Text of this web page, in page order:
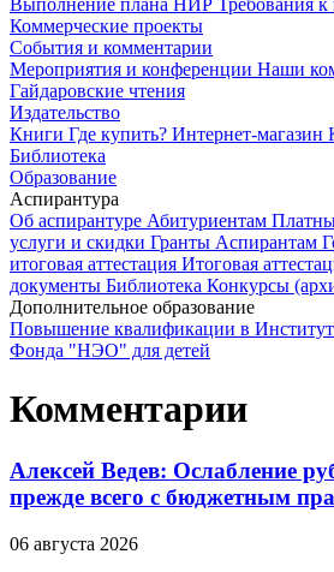
Выполнение плана НИР Требования
Коммерческие проекты
События и комментарии
Мероприятия и конференции Наши
Гайдаровские чтения
Издательство
Книги Где купить? Интернет-магазин
Библиотека
Образование
Аспирантура
Об аспирантуре Абитуриентам
услуги и скидки Гранты Аспирантам
итоговая аттестация Итоговая
документы Библиотека Конкурсы
Дополнительное образование
Повышение квалификации в
Фонда "НЭО" для детей
Комментарии
Алексей Ведев: Ослабление
прежде всего с бюджетным
06 августа 2026